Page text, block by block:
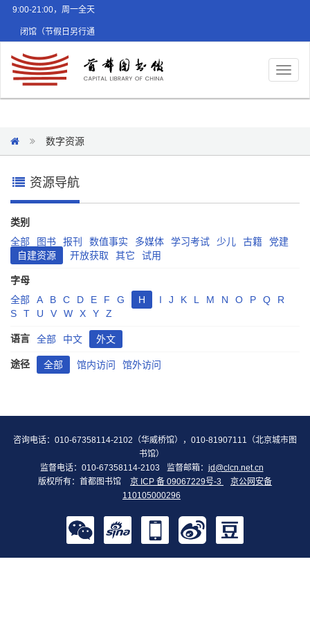
9:00-21:00，周一全天
闭馆（节假日另行通
数字资源
资源导航
类别
全部
图书 报刊 数值事实 多媒体 学习考试 少儿 古籍
党建
自建资源
开放获取 其它 试用
字母
全部
A B C D E F G H I J K L M N O P Q
R
S
T U V W X Y Z
语言 全部 中文 外文
途径 全部 馆内访问 馆外访问
咨询电话：010-67358114-2102（华威桥馆），010-81907111（北京城市图
书馆）
监督电话：010-67358114-2103
监督邮箱： jd@clcn.net.cn
版权所有：首都图书馆
京 ICP 备 09067229号-3
京公网安备
110105000296